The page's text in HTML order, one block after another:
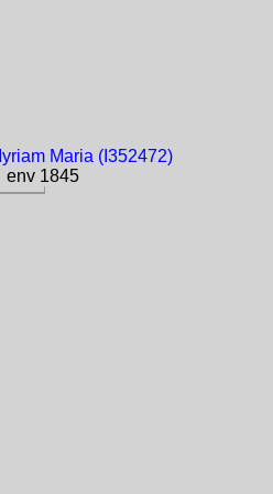
Maria (I352472)
env 1845